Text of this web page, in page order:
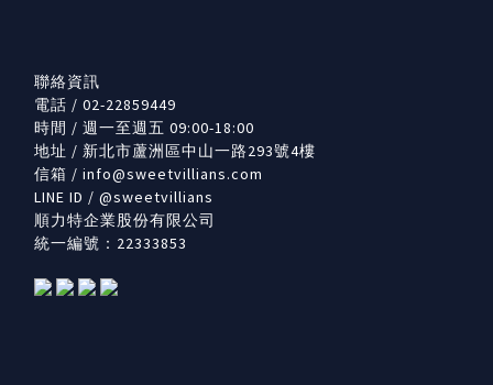
聯絡資訊
電話 / 02-22859449
時間 / 週一至週五 09:00-18:00
地址 / 新北市蘆洲區中山一路293號4樓
信箱 / info@sweetvillians.com
LINE ID / @sweetvillians
順力特企業股份有限公司
統一編號：22333853